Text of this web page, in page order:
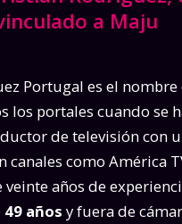
a Maju
Portugal es el nombre
los portales cuando se
de televisión con
canales como América
años de
49 años y fuera de